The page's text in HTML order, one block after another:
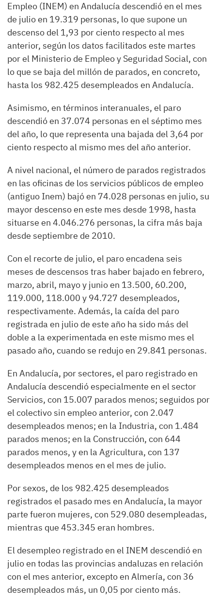
Empleo (INEM) en Andalucía descendió en el mes
de julio en 19.319 personas, lo que supone un
descenso del 1,93 por ciento respecto al mes
anterior, según los datos facilitados este martes
por el Ministerio de Empleo y Seguridad Social, con
lo que se baja del millón de parados, en concreto,
hasta los 982.425 desempleados en Andalucía.
Asimismo, en términos interanuales, el paro
descendió en 37.074 personas en el séptimo mes
del año, lo que representa una bajada del 3,64 por
ciento respecto al mismo mes del año anterior.
A nivel nacional, el número de parados registrados
en las oficinas de los servicios públicos de empleo
(antiguo Inem) bajó en 74.028 personas en julio, su
mayor descenso en este mes desde 1998, hasta
situarse en 4.046.276 personas, la cifra más baja
desde septiembre de 2010.
Con el recorte de julio, el paro encadena seis
meses de descensos tras haber bajado en febrero,
marzo, abril, mayo y junio en 13.500, 60.200,
119.000, 118.000 y 94.727 desempleados,
respectivamente. Además, la caída del paro
registrada en julio de este año ha sido más del
doble a la experimentada en este mismo mes el
pasado año, cuando se redujo en 29.841 personas.
En Andalucía, por sectores, el paro registrado en
Andalucía descendió especialmente en el sector
Servicios, con 15.007 parados menos; seguidos por
el colectivo sin empleo anterior, con 2.047
desempleados menos; en la Industria, con 1.484
parados menos; en la Construcción, con 644
parados menos, y en la Agricultura, con 137
desempleados menos en el mes de julio.
Por sexos, de los 982.425 desempleados
registrados el pasado mes en Andalucía, la mayor
parte fueron mujeres, con 529.080 desempleadas,
mientras que 453.345 eran hombres.
El desempleo registrado en el INEM descendió en
julio en todas las provincias andaluzas en relación
con el mes anterior, excepto en Almería, con 36
desempleados más, un 0,05 por ciento más.